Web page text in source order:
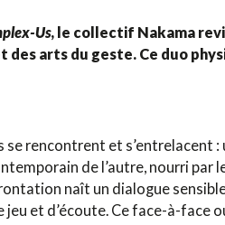
Us, le collectif Nakama
des arts du geste. Ce duo
se rencontrent et s’entrelacent
de l’autre, nourri par
naît un dialogue
et d’écoute. Ce face-à-face